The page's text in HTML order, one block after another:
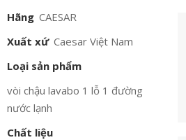
Hãng CAESAR
Xuất xứ Caesar Việt Nam
Loại sản phẩm
vòi chậu lavabo 1 lỗ 1 đường
nước lạnh
Chất liệu